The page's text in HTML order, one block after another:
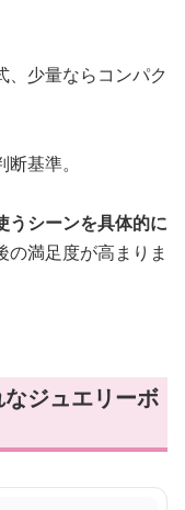
、少量ならコンパク
基準。
うシーンを具体的に
の満足度が高まりま
ジュエリーボ